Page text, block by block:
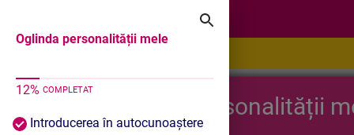
Oglinda personalității mele
12% COMPLETAT
Introducerea în autocunoaștere
Oglinda personalității